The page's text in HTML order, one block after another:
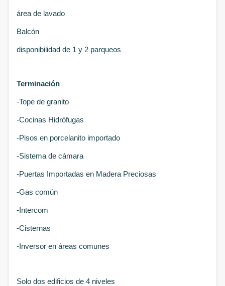
área de lavado
Balcón
disponibilidad de 1 y 2 parqueos
Terminación
-Tope de granito
-Cocinas Hidrófugas
-Pisos en porcelanito importado
-Sistema de cámara
-Puertas Importadas en Madera Preciosas
-Gas común
-Intercom
-Cisternas
-Inversor en áreas comunes
Solo dos edificios de 4 niveles